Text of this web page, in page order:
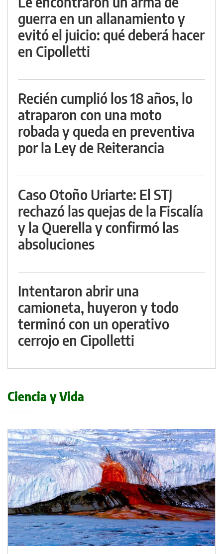
guerra en un allanamiento y
evitó el juicio: qué deberá hacer
en Cipolletti
Recién cumplió los 18 años, lo
atraparon con una moto
robada y queda en preventiva
por la Ley de Reiterancia
Caso Otoño Uriarte: El STJ
rechazó las quejas de la Fiscalía
y la Querella y confirmó las
absoluciones
Intentaron abrir una
camioneta, huyeron y todo
terminó con un operativo
cerrojo en Cipolletti
Ciencia y Vida